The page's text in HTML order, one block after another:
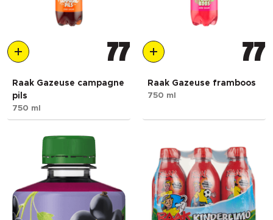
77
Raak Gazeuse campagne
pils
750 ml
77
Raak Gazeuse framboos
750 ml